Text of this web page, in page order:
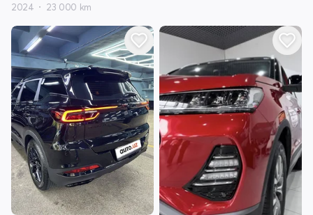
2024 23 000 km